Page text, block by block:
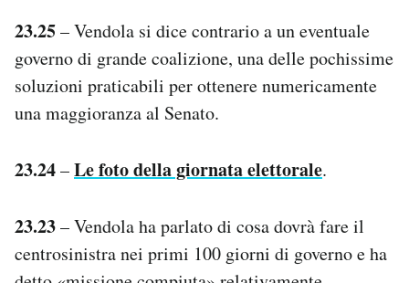
23.25– Vendola si dice contrario a un eventuale
governo di grande coalizione, una delle pochissime
soluzioni praticabili per ottenere numericamente
una maggioranza al Senato.
23.24–Le foto della giornata elettorale.
23.23– Vendola ha parlato di cosa dovrà fare il
centrosinistra nei primi 100 giorni di governo e ha